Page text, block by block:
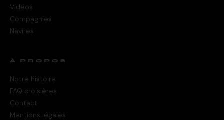
Vidéos
Compagnies
Navires
À PROPOS
Notre histoire
FAQ croisières
Contact
Mentions légales